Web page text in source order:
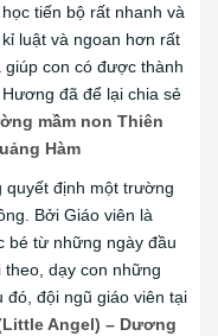
tiến bộ rất nhanh và
luật và ngoan hơn rất
con có được thành
đã để lại chia sẻ
mầm non Thiên
Hàm
quyết định một trường
Bởi Giáo viên là
bé từ những ngày đầu
dạy con những
đội ngũ giáo viên tại
Angel) – Dương